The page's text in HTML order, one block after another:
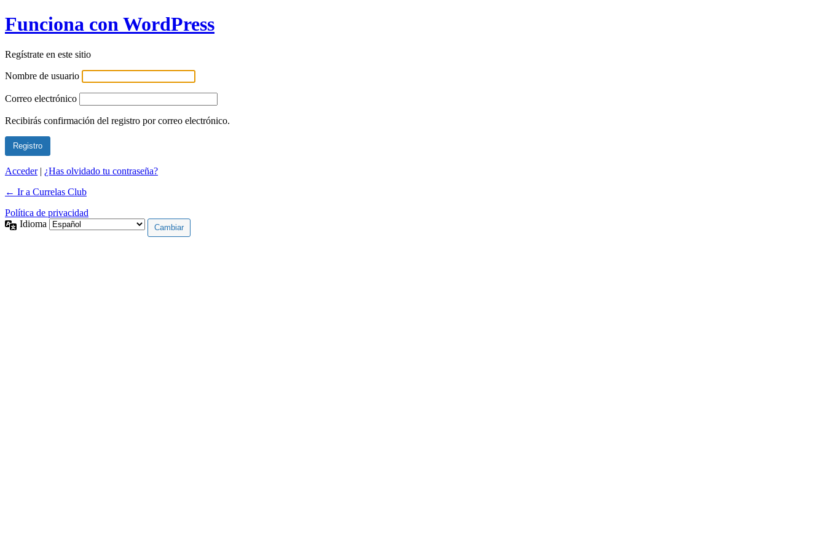
Funciona con WordPress
Regístrate en este sitio
Nombre de usuario
Correo electrónico
Recibirás confirmación del registro por correo electrónico.
Acceder| ¿Has olvidado tu contraseña?
← Ir a Currelas Club
Política de privacidad
Idioma